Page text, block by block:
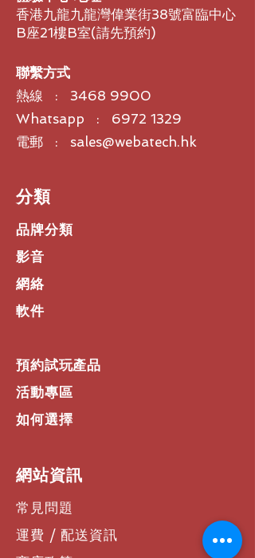
香港九龍九龍灣偉業街38號富臨中心
B座21樓B室​(請先預約)
聯繫方式
熱線 : 3468 9900
Whatsapp : 6972 1329
電郵 : sales@webatech.hk
​分類
品牌分類
影音
網絡
軟件
預約試玩產品
活動專區
如何選擇
​網站資訊
常見問題
運費 / 配送資訊